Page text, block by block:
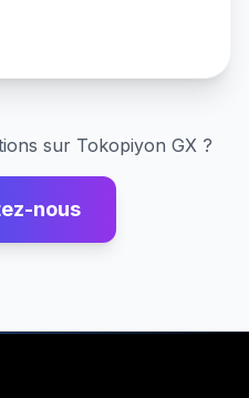
sur Tokopiyon GX?
nous